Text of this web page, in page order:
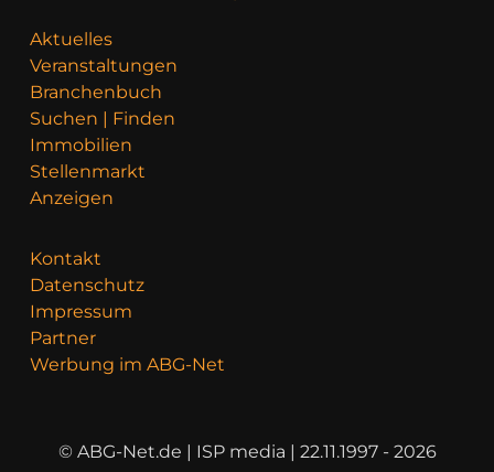
Aktuelles
Veranstaltungen
Branchenbuch
Suchen | Finden
Immobilien
Stellenmarkt
Anzeigen
Kontakt
Datenschutz
Impressum
Partner
Werbung im ABG-Net
© ABG-Net.de | ISP media | 22.11.1997 - 2026